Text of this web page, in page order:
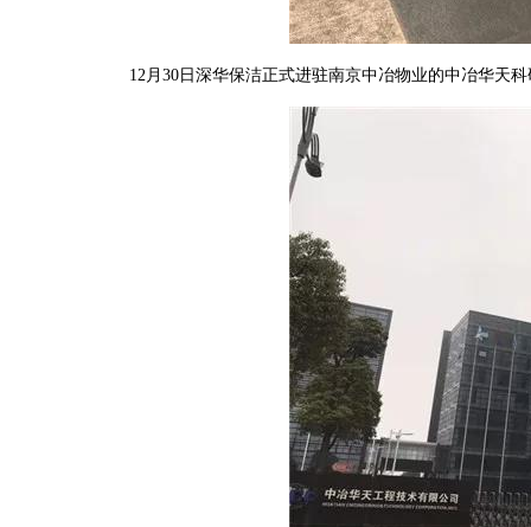
12月 30日深华保洁正式进驻南京中冶物业的中冶华天